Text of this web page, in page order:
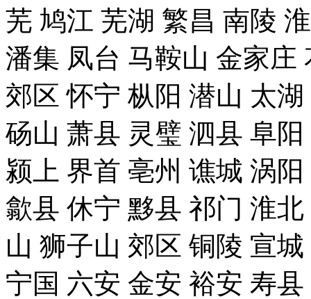
芜 鸠江 芜湖 繁昌 南陵
潘集 凤台 马鞍山 金家庄
郊区 怀宁 枞阳 潜山 太
砀山 萧县 灵璧 泗县 阜
颍上 界首 亳州 谯城 涡
歙县 休宁 黟县 祁门 淮
山 狮子山 郊区 铜陵 宣
宁国 六安 金安 裕安 寿